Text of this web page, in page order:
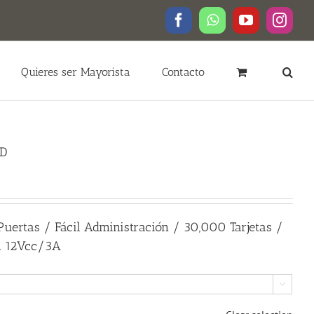
FacebookWhatsAppYouTube
Quieres ser Mayorista Contacto
/ Fácil Administración / 30,000 Tarjetas /
12Vcc/3A
